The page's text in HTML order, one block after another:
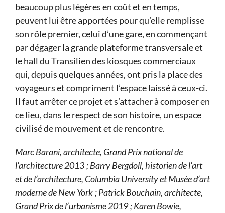
beaucoup plus légères en coût et en temps,
peuvent lui être apportées pour qu’elle remplisse
son rôle premier, celui d’une gare, en commençant
par dégager la grande plateforme transversale et
le hall du Transilien des kiosques commerciaux
qui, depuis quelques années, ont pris la place des
voyageurs et compriment l’espace laissé à ceux-ci.
Il faut arrêter ce projet et s’attacher à composer en
ce lieu, dans le respect de son histoire, un espace
civilisé de mouvement et de rencontre.
Marc Barani, architecte, Grand Prix national de
l’architecture 2013 ; Barry Bergdoll, historien de l’art
et de l’architecture, Columbia University et Musée d’art
moderne de New York ; Patrick Bouchain, architecte,
Grand Prix de l’urbanisme 2019 ; Karen Bowie,